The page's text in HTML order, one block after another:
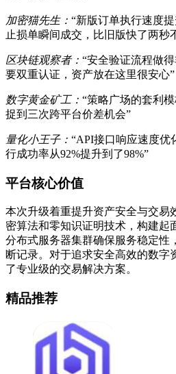
加密猫先生： “新版订单执行速度
止损单瞬间成交，比旧版快了两秒
区块链观察者： “安全验证流程做
要双重认证，资产放在这里很安心”
数字黄金矿工： “策略广场的套利
捉到三次跨平台价差机会”
量化小王子： “API接口响应速度优
行成功率从92%提升到了98%”
平台核心价值
本次升级着重提升资产安全与交易
密算法和零知识证明技术，构建起
分布式服务器集群确保服务稳定性
断记录。对于追求安全高效的数字
了专业级的交易解决方案。
精品推荐